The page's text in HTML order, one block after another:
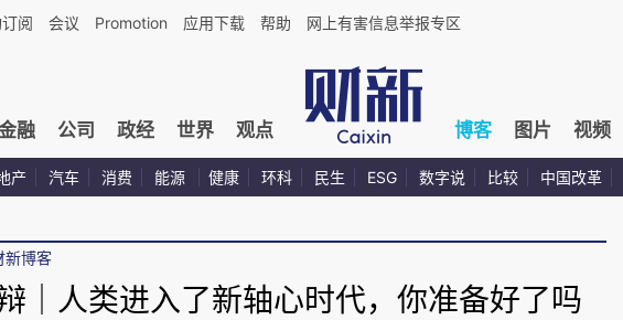
阅 会议 Promotion 应用下载 帮助 网上有害信息举报专区
融 公司 政经 世界 观点 博客 图片 视频
产 汽车 消费 能源 健康 环科 民生 ESG 数字说 比较 中国改革
新博客
｜人类进入了新轴心时代，你准备好了吗